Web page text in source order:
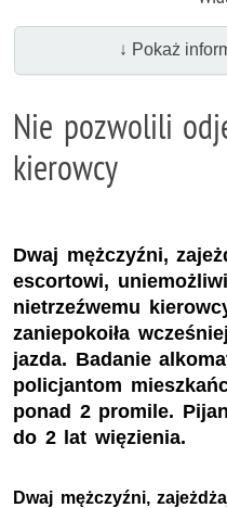
↓ Pokaż
Nie pozwolili
kierowcy
Dwaj mężczyźni,
escortowi,
nietrzeźwemu
zaniepokoiła
jazda. Badanie
policjantom
ponad 2 promile.
do 2 lat więzienia.
Dwaj mężczyźni,